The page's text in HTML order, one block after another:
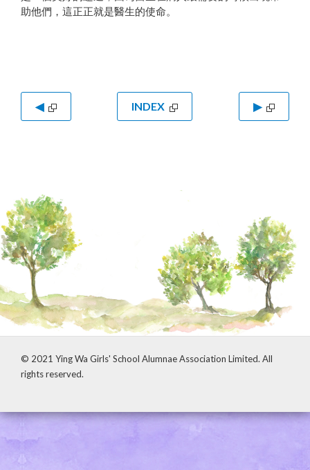
助他們，這正正就是醫生的使命。
◀ INDEX ▶
© 2021 Ying Wa Girls' School Alumnae Association Limited. All
rights reserved.